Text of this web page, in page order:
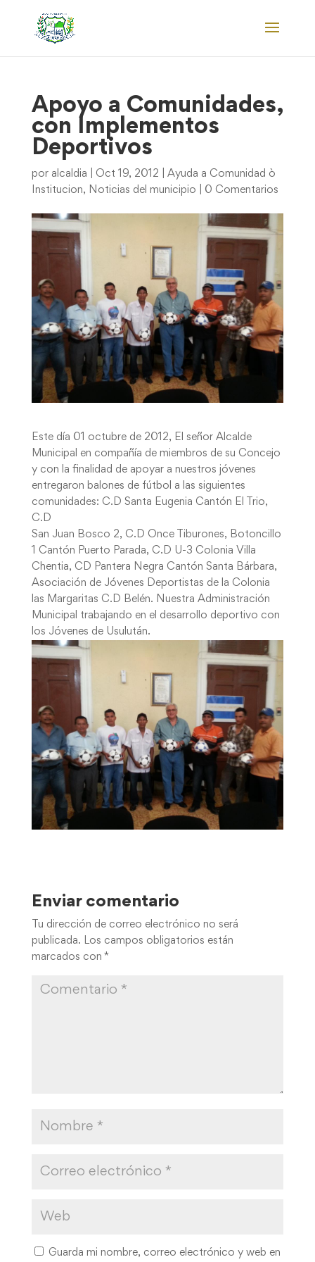
Apoyo a Comunidades,
con Implementos
Deportivos
por alcaldia Oct 19, 2012
Ayuda a Comunidad ò
Institucion, Noticias del municipio 0 Comentarios
Este día 01 octubre de 2012, El señor Alcalde
Municipal en compañía de miembros de su Concejo
y con la finalidad de apoyar a nuestros jóvenes
entregaron balones de fútbol a las siguientes
comunidades: C.D Santa Eugenia Cantón El Trio,
C.D
San Juan Bosco 2, C.D Once Tiburones, Botoncillo
1 Cantón Puerto Parada, C.D U-3 Colonia Villa
Chentia, CD Pantera Negra Cantón Santa Bárbara,
Asociación de Jóvenes Deportistas de la Colonia
las Margaritas C.D Belén. Nuestra Administración
Municipal trabajando en el desarrollo deportivo con
los Jóvenes de Usulután.
Enviar comentario
Tu dirección de correo electrónico no será
publicada.
Los campos obligatorios están
marcados con *
Guarda mi nombre, correo electrónico y web en